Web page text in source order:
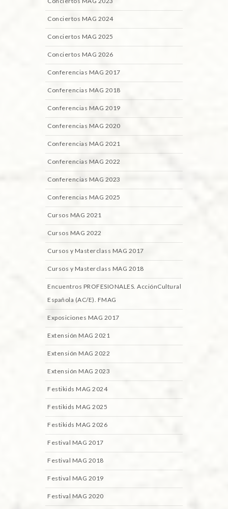
Conciertos MAG 2024
Conciertos MAG 2025
Conciertos MAG 2026
Conferencias MAG 2017
Conferencias MAG 2018
Conferencias MAG 2019
Conferencias MAG 2020
Conferencias MAG 2021
Conferencias MAG 2022
Conferencias MAG 2023
Conferencias MAG 2025
Cursos MAG 2021
Cursos MAG 2022
Cursos y Masterclass MAG 2017
Cursos y Masterclass MAG 2018
Encuentros PROFESIONALES. AcciónCultural
Española (AC/E). FMAG
Exposiciones MAG 2017
Extensión MAG 2021
Extensión MAG 2022
Extensión MAG 2023
Festikids MAG 2024
Festikids MAG 2025
Festikids MAG 2026
Festival MAG 2017
Festival MAG 2018
Festival MAG 2019
Festival MAG 2020